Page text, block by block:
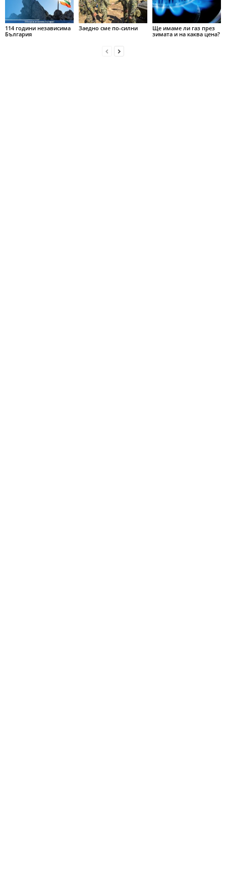
114 години независима
България
Заедно сме по-силни
Ще имаме ли газ през
зимата и на каква цена?